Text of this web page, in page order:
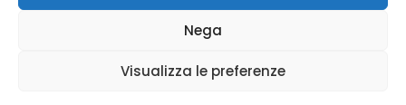
Nega
Visualizza le preferenze
Fondatore di Seetalabs®